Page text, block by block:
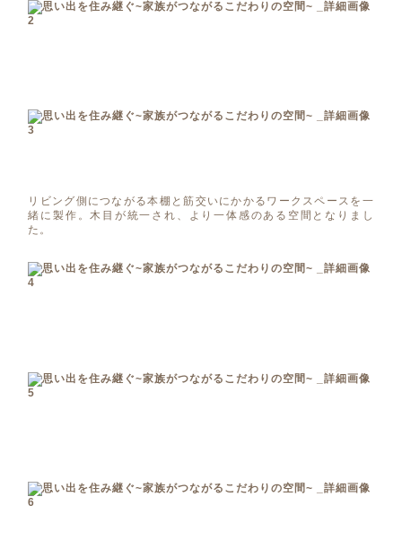
リビング側につながる本棚と筋交いにかかるワークスペースを一
緒に製作。木目が統一され、より一体感のある空間となりまし
た。